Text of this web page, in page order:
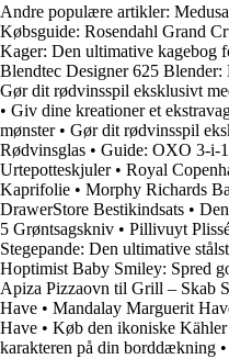
Andre populære artikler:
Købsguide: Rosendahl Grand
Kager: Den ultimative kagebog
Blendtec Designer 625
Gør dit rødvinsspil eksklusivt
• Giv dine kreationer et
mønster• Gør dit rødvinsspil
Rødvinsglas • Guide: OXO 3-i-
Urtepotteskjuler• Royal
Kaprifolie • Morphy Richards
DrawerStore Bestikindsats •
5 Grøntsagskniv • Pillivuyt
Stegepande: Den ultimative
Hoptimist Baby Smiley: Spred
Apiza Pizzaovn til Grill – Skab
Have • Mandalay Marguerit
Have • Køb den ikoniske
karakteren på din borddækning •